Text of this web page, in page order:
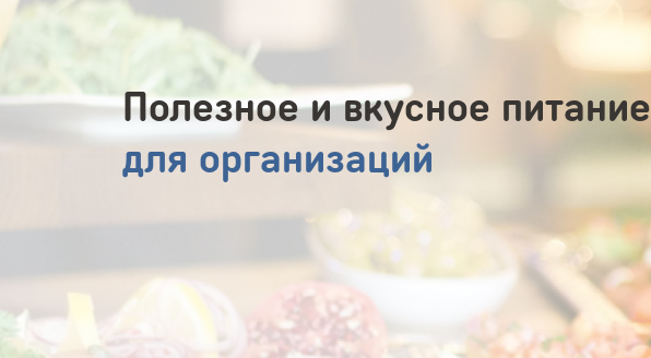
Полезное и вкусное питание
для организаций